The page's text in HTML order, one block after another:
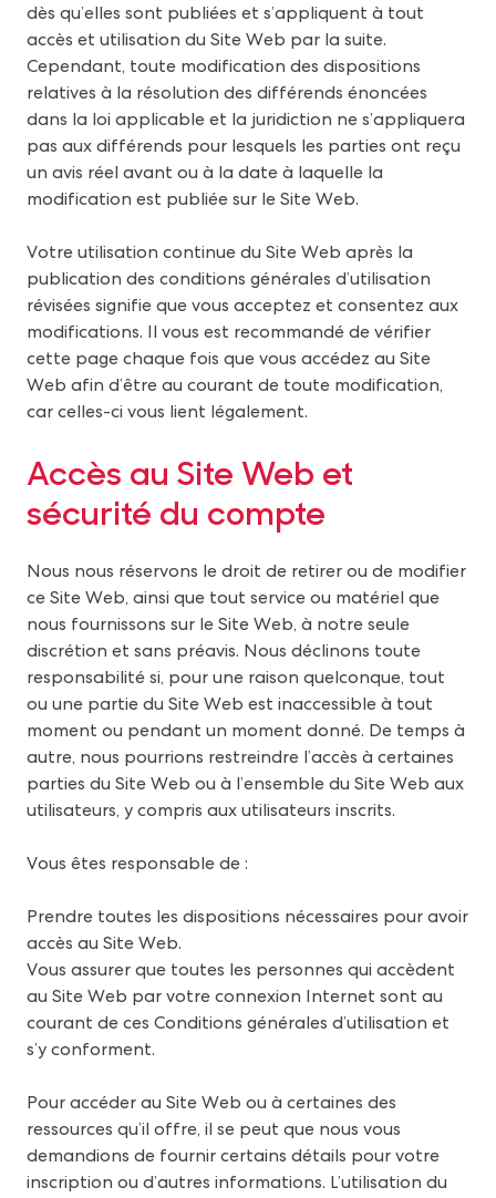
dès qu’elles sont publiées et s’appliquent à tout
accès et utilisation du Site Web par la suite.
Cependant, toute modification des dispositions
relatives à la résolution des différends énoncées
dans la loi applicable et la juridiction ne s’appliquera
pas aux différends pour lesquels les parties ont reçu
un avis réel avant ou à la date à laquelle la
modification est publiée sur le Site Web.
Votre utilisation continue du Site Web après la
publication des conditions générales d’utilisation
révisées signifie que vous acceptez et consentez aux
modifications. Il vous est recommandé de vérifier
cette page chaque fois que vous accédez au Site
Web afin d’être au courant de toute modification,
car celles-ci vous lient légalement.
Accès au Site Web et
sécurité du compte
Nous nous réservons le droit de retirer ou de modifier
ce Site Web, ainsi que tout service ou matériel que
nous fournissons sur le Site Web, à notre seule
discrétion et sans préavis. Nous déclinons toute
responsabilité si, pour une raison quelconque, tout
ou une partie du Site Web est inaccessible à tout
moment ou pendant un moment donné. De temps à
autre, nous pourrions restreindre l’accès à certaines
parties du Site Web ou à l’ensemble du Site Web aux
utilisateurs, y compris aux utilisateurs inscrits.
Vous êtes responsable de :
Prendre toutes les dispositions nécessaires pour avoir
accès au Site Web.
Vous assurer que toutes les personnes qui accèdent
au Site Web par votre connexion Internet sont au
courant de ces Conditions générales d’utilisation et
s’y conforment.
Pour accéder au Site Web ou à certaines des
ressources qu’il offre, il se peut que nous vous
demandions de fournir certains détails pour votre
inscription ou d’autres informations. L’utilisation du